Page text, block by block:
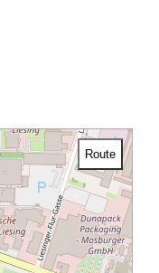
Route